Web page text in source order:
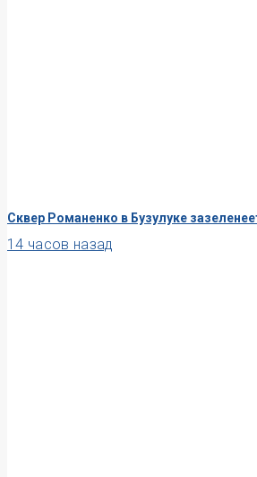
Сквер Романенко в Бузулуке
14 часов назад